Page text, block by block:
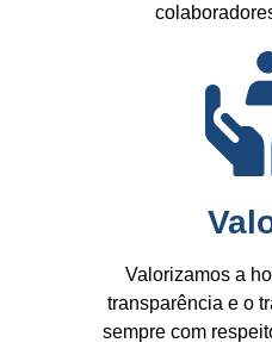
Valorizamos a
transparência e o
sempre com